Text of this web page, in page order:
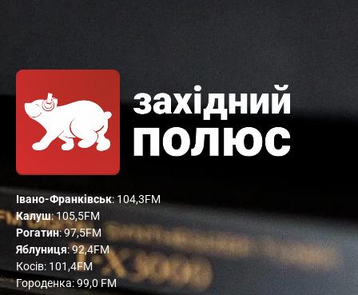
Івано-Франківськ: 104,3FM
Калуш: 105,5FM
Рогатин: 97,5FM
Яблуниця: 92,4FM
Косів: 101,4FM
Городенка: 99,0 FM